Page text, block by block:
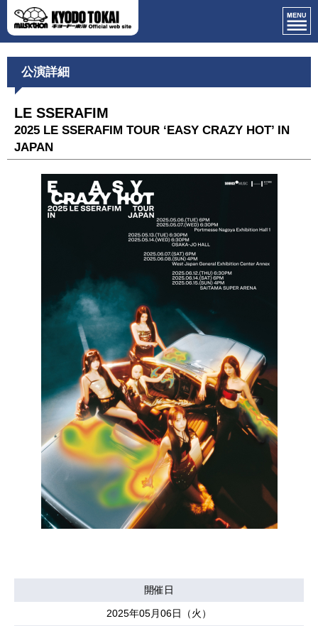
公演詳細
LE SSERAFIM
2025 LE SSERAFIM TOUR ‘EASY CRAZY HOT’ IN
JAPAN
開催日
2025年05月06日（火）